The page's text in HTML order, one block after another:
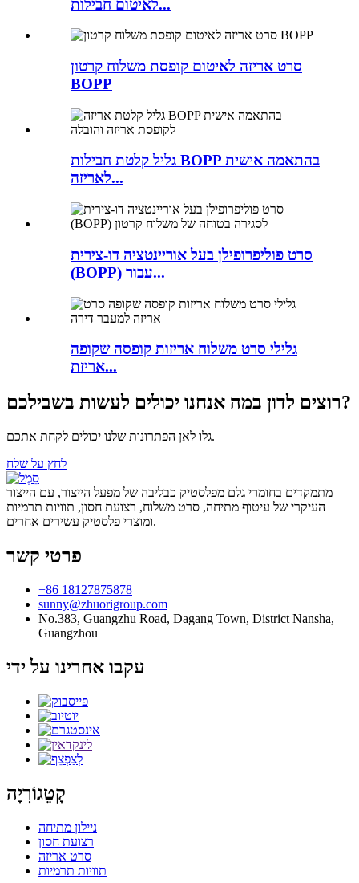
לאיטום חבילות...
סרט אריזה לאיטום קופסת משלוח קרטון
BOPP
גליל קלטת חבילות BOPP בהתאמה אישית
לאריזה...
סרט פוליפרופילן בעל אוריינטציה דו-צירית
(BOPP) עבור...
גלילי סרט משלוח אריזות קופסה שקופה
אריזת...
רוצים לדון במה אנחנו יכולים לעשות בשבילכם?
גלו לאן הפתרונות שלנו יכולים לקחת אתכם.
לחץ על שלח
מתמקדים בחומרי גלם מפלסטיק כבליבה של מפעל הייצור, עם הייצור
העיקרי של עיטוף מתיחה, סרט משלוח, רצועת חסון, תוויות תרמיות
ומוצרי פלסטיק עשירים אחרים.
פרטי קשר
+86 18127875878
sunny@zhuorigroup.com
No.383, Guangzhu Road, Dagang Town, District Nansha,
Guangzhou
עקבו אחרינו על ידי
קָטֵגוֹרִיָה
ניילון מתיחה
רצועת חסון
סרט אריזה
תוויות תרמיות